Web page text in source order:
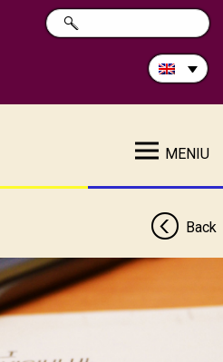
Search
in
SEARCH
MENIU
Back